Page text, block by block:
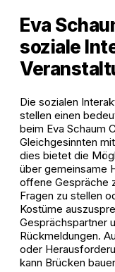
Eva
soziale
Die sozialen
stellen einen
beim Eva Schaum
Gleichgesinnten
dies bietet die
über gemeinsame
offene Gespräche
Fragen zu stellen
Kostüme
Gesprächspartner
Rückmeldungen.
oder
kann Brücken